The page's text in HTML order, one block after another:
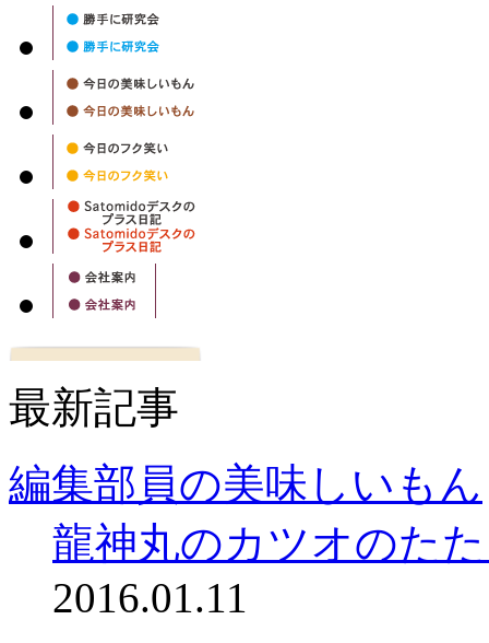
最新記事
編集部員の美味しいもん
龍神丸のカツオのた
2016.01.11